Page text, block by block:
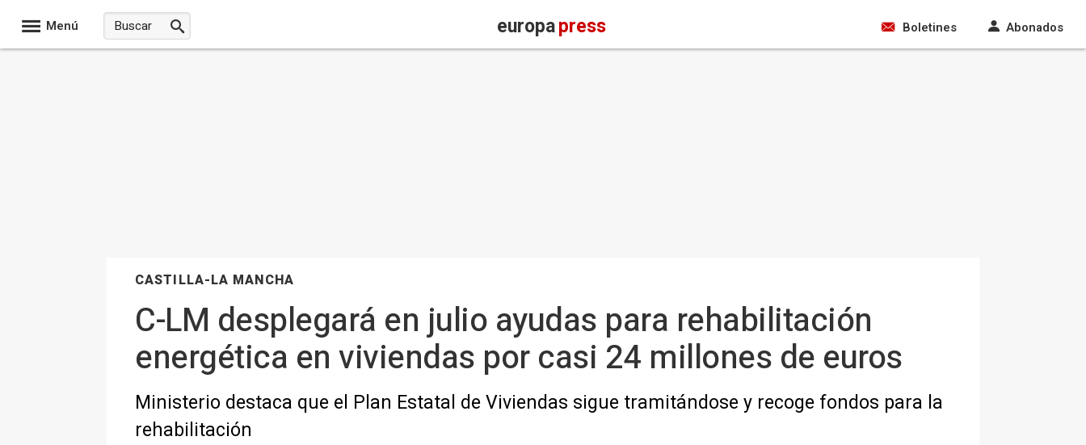
Menú europapress Boletines Abonados
CASTILLA-LA MANCHA
C-LM desplegará en julio ayudas para rehabilitación
energética en viviendas por casi 24 millones de euros
Ministerio destaca que el Plan Estatal de Viviendas sigue tramitándose y recoge fondos para la
rehabilitación